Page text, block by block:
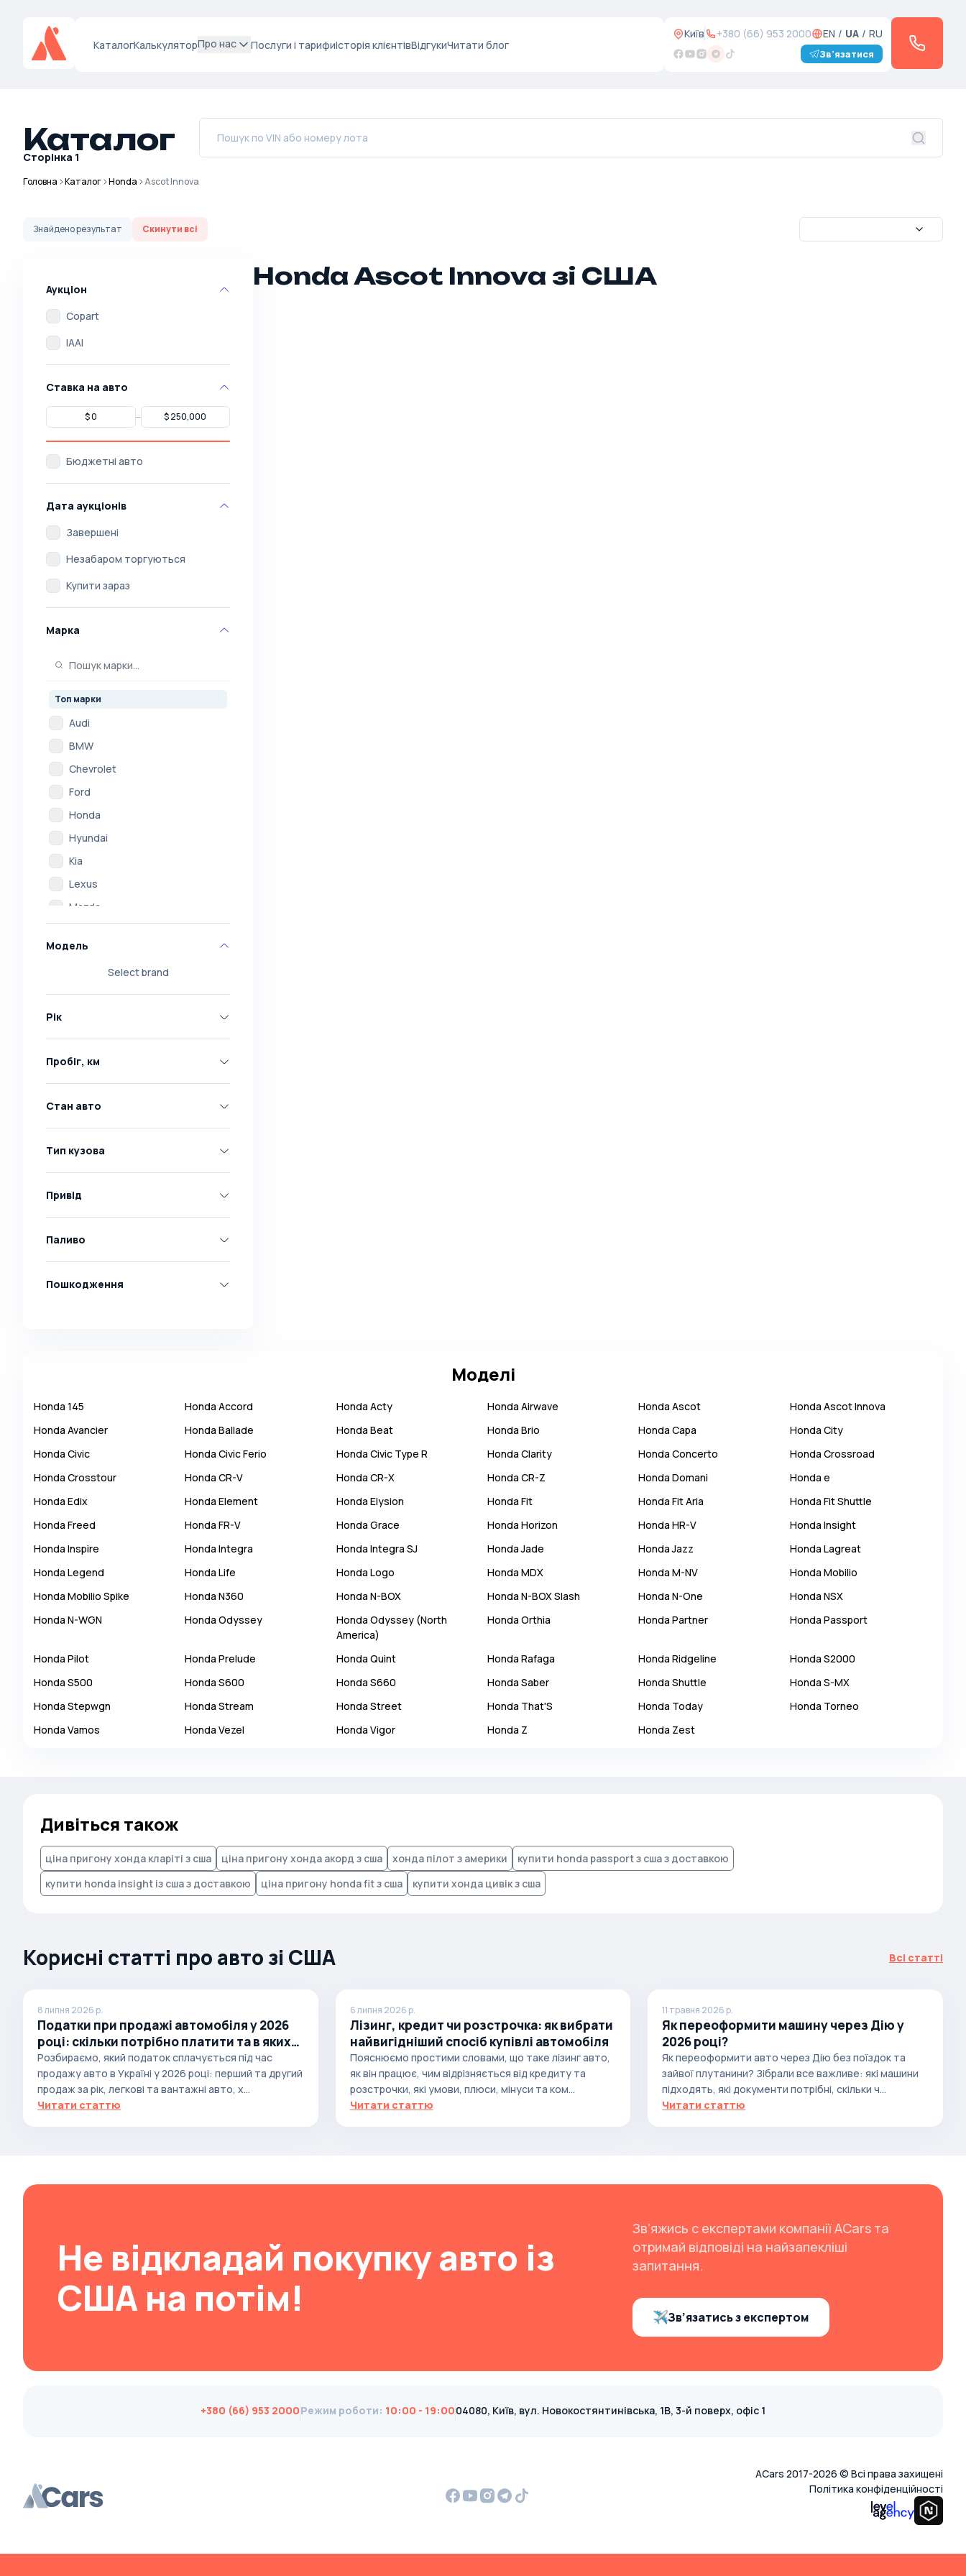
КаталогКалькуляторПро нас Послуги і тарифиІсторія клієнтівВідгукиЧитати блог
Київ +380 (66) 953 2000 EN / UA / RU
Зв'язатися
Каталог
Сторінка 1
Головна Каталог Honda Ascot Innova
Знайденорезультат Скинути всі
Аукціон
Copart
IAAI
Ставка на авто
Бюджетні авто
Дата аукціонів
Завершені
Незабаром торгуються
Купити зараз
Марка
Топ марки
Audi
BMW
Chevrolet
Ford
Honda
Hyundai
Kia
Lexus
Mazda
Mitsubishi
Opel
Skoda
Volkswagen
Abarth
AC
Acura
Adler
Alfa Romeo
Apal
Austin Healey
Avatr
Avtokam
Bio auto
Bitter
Brabus
Bronto
Bufori
Bugatti
Buick
BYD
Callaway
Chana
Changan
ChangFeng
Cord
Модель
Select brand
Рік
Пробіг, км
Стан авто
Тип кузова
Привід
Паливо
Пошкодження
Honda Ascot Innova зі США
Моделі
Honda 145 Honda Accord Honda Acty Honda Airwave Honda Ascot Honda Ascot Innova
Honda Avancier Honda Ballade Honda Beat Honda Brio Honda Capa Honda City
Honda Civic Honda Civic Ferio Honda Civic Type R Honda Clarity Honda Concerto Honda Crossroad
Honda Crosstour Honda CR-V Honda CR-X Honda CR-Z Honda Domani Honda e
Honda Edix Honda Element Honda Elysion Honda Fit Honda Fit Aria Honda Fit Shuttle
Honda Freed Honda FR-V Honda Grace Honda Horizon Honda HR-V Honda Insight
Honda Inspire Honda Integra Honda Integra SJ Honda Jade Honda Jazz Honda Lagreat
Honda Legend Honda Life Honda Logo Honda MDX Honda M-NV Honda Mobilio
Honda Mobilio Spike Honda N360 Honda N-BOX Honda N-BOX Slash Honda N-One Honda NSX
Honda N-WGN Honda Odyssey Honda Odyssey (North
America)
Honda Orthia Honda Partner Honda Passport
Honda Pilot Honda Prelude Honda Quint Honda Rafaga Honda Ridgeline Honda S2000
Honda S500 Honda S600 Honda S660 Honda Saber Honda Shuttle Honda S-MX
Honda Stepwgn Honda Stream Honda Street Honda That'S Honda Today Honda Torneo
Honda Vamos Honda Vezel Honda Vigor Honda Z Honda Zest
Дивіться також
ціна пригону хонда кларіті з сша ціна пригону хонда акорд з сша хонда пілот з америки
купити honda passport з сша з доставкою
купити honda insight із сша з доставкою
ціна пригону honda fit з сша купити хонда цивік з сша
Корисні статті про авто зі США Всі статті
8 липня 2026 р.
Податки при продажі автомобіля у 2026
році: скільки потрібно платити та в яких
випадках
Розбираємо, який податок сплачується під час
продажу авто в Україні у 2026 році: перший та другий
продаж за рік, легкові та вантажні авто, х...
Читати статтю
6 липня 2026 р.
Лізинг, кредит чи розстрочка: як вибрати
найвигідніший спосіб купівлі автомобіля
Пояснюємо простими словами, що таке лізинг авто,
як він працює, чим відрізняється від кредиту та
розстрочки, які умови, плюси, мінуси та ком...
Читати статтю
11 травня 2026 р.
Як переоформити машину через Дію у
2026 році?
Як переоформити авто через Дію без поїздок та
зайвої плутанини? Зібрали все важливе: які машини
підходять, які документи потрібні, скільки ч...
Читати статтю
Не відкладай покупку авто із
США на потім!
Зв’яжись с експертами компанії ACars та
отримай відповіді на найзапекліші
запитання.
Зв’язатись з експертом
+380 (66) 953 2000Режим роботи: 10:00 - 19:0004080, Київ, вул. Новокостянтинівська, 1В, 3-й поверх, офіс 1
ACars 2017-2026 © Всі права захищені
Політика конфіденційності